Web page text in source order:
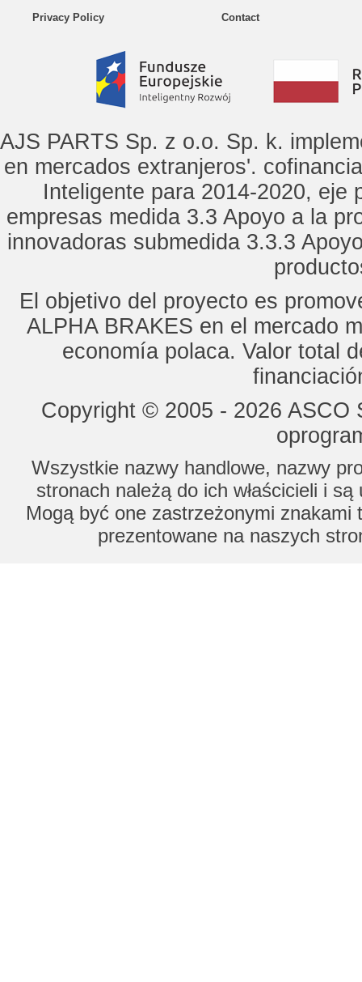
Privacy Policy Contact
AJS PARTS Sp. z o.o. Sp. k.
en mercados extranjeros'.
Inteligente para 2014-2020, eje
empresas medida 3.3 Apoyo a la
innovadoras submedida 3.3.3
El objetivo del proyecto es
ALPHA BRAKES en el mercado
economía polaca. Valor total
Copyright © 2005 - 2026
Wszystkie nazwy handlowe, nazwy
stronach należą do ich właścicieli i
Mogą być one zastrzeżonymi znakami
prezentowane na naszych